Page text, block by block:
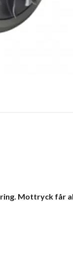
Mottryck får